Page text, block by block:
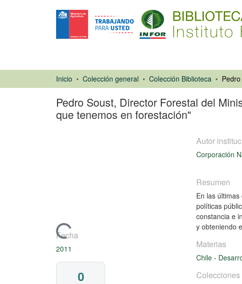
Inicio Colección general Colección Biblioteca
Pedro Soust, Director Forestal del
que tenemos en forestación"
Cargando...
Fecha
2011
0
Autor
Corporación
Resumen
En las
políticas
constancia e
y obteniendo
Materias
Chile -
Colecciones